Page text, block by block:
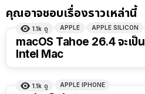
คุณอาจชอบเรื่องราวเหล่านี้
1.1k ดู APPLE APPLE SILICON
macOS Tahoe 26.4 จะเป็
Intel Mac
1.1k ดู APPLE IPHONE